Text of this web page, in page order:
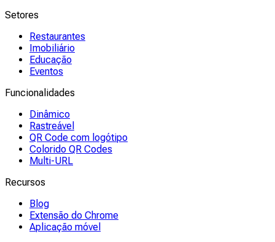
Setores
Restaurantes
Imobiliário
Educação
Eventos
Funcionalidades
Dinâmico
Rastreável
QR Code com logótipo
Colorido QR Codes
Multi-URL
Recursos
Blog
Extensão do Chrome
Aplicação móvel